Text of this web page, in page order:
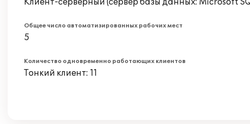
Клиент-серверный (сервер базы данных: Microsoft
Общее число автоматизированных рабочих мест
5
Количество одновременно работающих клиентов
Тонкий клиент: 11